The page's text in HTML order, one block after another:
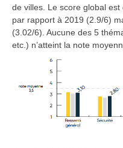
de villes. Le score global
par rapport à 2019 (2.9/6)
(3.02/6). Aucune des 5
etc.) n’atteint la note